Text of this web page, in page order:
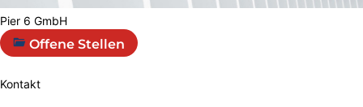
Pier 6 GmbH
Offene Stellen
Kontakt